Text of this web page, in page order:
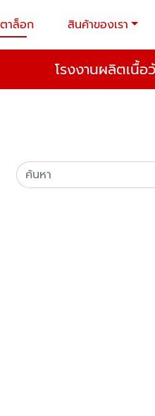
าล็อก สินค้าของเรา
โรงงานผลิตเนื้